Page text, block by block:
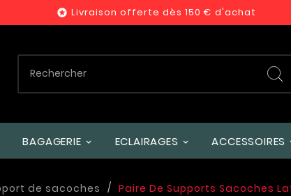
 Livraison offerte dès 150 € d'achat
BAGAGERIE ECLAIRAGES ACCESSOIRES
de sacoches Paire De Supports Sacoches